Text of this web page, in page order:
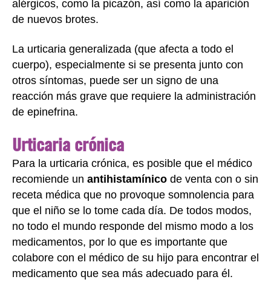
alérgicos, como la picazón, así como la aparición
de nuevos brotes.
La urticaria generalizada (que afecta a todo el
cuerpo), especialmente si se presenta junto con
otros síntomas, puede ser un signo de una
reacción más grave que requiere la administración
de epinefrina.
Urticaria crónica
Para la urticaria crónica, es posible que el médico
recomiende un antihistamínico de venta con o sin
receta médica que no provoque somnolencia para
que el niño se lo tome cada día. De todos modos,
no todo el mundo responde del mismo modo a los
medicamentos, por lo que es importante que
colabore con el médico de su hijo para encontrar el
medicamento que sea más adecuado para él.